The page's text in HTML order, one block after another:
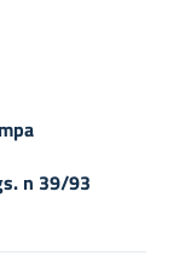
n 39/93